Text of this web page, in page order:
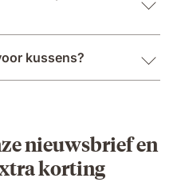
kussens?
nieuwsbrief en
korting